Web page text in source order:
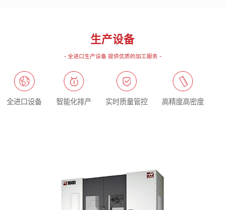
生产设备
- 全进口生产设备 提供优质的加工服务 -
全进口设备 智能化排产 实时质量管控 高精度高密度